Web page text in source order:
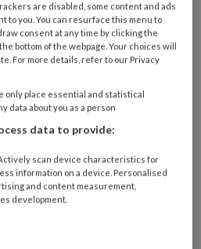
are disabled, some content and ads
to you. You can resurface this menu to
consent at any time by clicking the
bottom of the webpage. Your choices will
For more details, refer to our Privacy
only place essential and statistical
data about you as a person
data to provide:
scan device characteristics for
information on a device. Personalised
and content measurement,
development.